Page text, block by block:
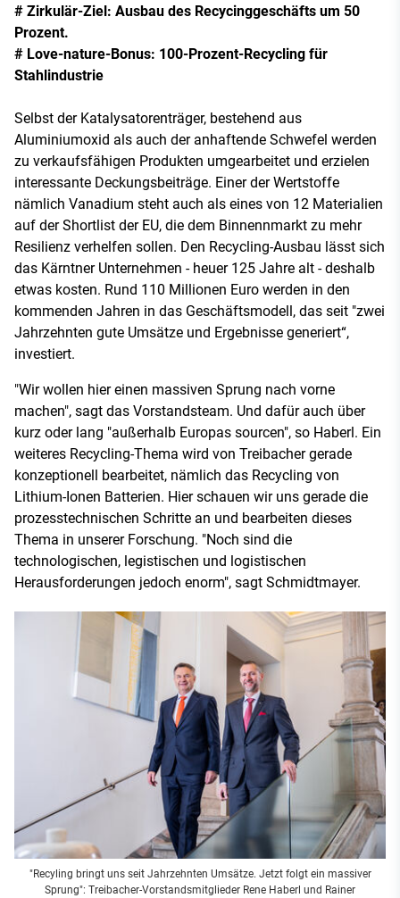
# Zirkulär-Ziel: Ausbau des Recycinggeschäfts um 50
Prozent.
# Love-nature-Bonus: 100-Prozent-Recycling für
Stahlindustrie
Selbst der Katalysatorenträger, bestehend aus
Aluminiumoxid als auch der anhaftende Schwefel werden
zu verkaufsfähigen Produkten umgearbeitet und erzielen
interessante Deckungsbeiträge. Einer der Wertstoffe
nämlich Vanadium steht auch als eines von 12 Materialien
auf der Shortlist der EU, die dem Binnennmarkt zu mehr
Resilienz verhelfen sollen. Den Recycling-Ausbau lässt sich
das Kärntner Unternehmen - heuer 125 Jahre alt - deshalb
etwas kosten. Rund 110 Millionen Euro werden in den
kommenden Jahren in das Geschäftsmodell, das seit "zwei
Jahrzehnten gute Umsätze und Ergebnisse generiert“,
investiert.
"Wir wollen hier einen massiven Sprung nach vorne
machen", sagt das Vorstandsteam. Und dafür auch über
kurz oder lang "außerhalb Europas sourcen", so Haberl. Ein
weiteres Recycling-Thema wird von Treibacher gerade
konzeptionell bearbeitet, nämlich das Recycling von
Lithium-Ionen Batterien. Hier schauen wir uns gerade die
prozesstechnischen Schritte an und bearbeiten dieses
Thema in unserer Forschung. "Noch sind die
technologischen, legistischen und logistischen
Herausforderungen jedoch enorm", sagt Schmidtmayer.
"Recyling bringt uns seit Jahrzehnten Umsätze. Jetzt folgt ein massiver
Sprung": Treibacher-Vorstandsmitglieder Rene Haberl und Rainer